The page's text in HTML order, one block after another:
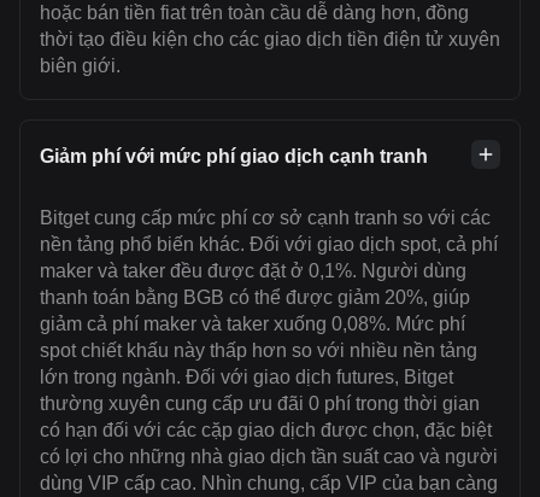
hoặc bán tiền fiat trên toàn cầu dễ dàng hơn, đồng
thời tạo điều kiện cho các giao dịch tiền điện tử xuyên
biên giới.
Giảm phí với mức phí giao dịch cạnh tranh
Bitget cung cấp mức phí cơ sở cạnh tranh so với các
nền tảng phổ biến khác. Đối với giao dịch spot, cả phí
maker và taker đều được đặt ở 0,1%. Người dùng
thanh toán bằng BGB có thể được giảm 20%, giúp
giảm cả phí maker và taker xuống 0,08%. Mức phí
spot chiết khấu này thấp hơn so với nhiều nền tảng
lớn trong ngành. Đối với giao dịch futures, Bitget
thường xuyên cung cấp ưu đãi 0 phí trong thời gian
có hạn đối với các cặp giao dịch được chọn, đặc biệt
có lợi cho những nhà giao dịch tần suất cao và người
dùng VIP cấp cao. Nhìn chung, cấp VIP của bạn càng